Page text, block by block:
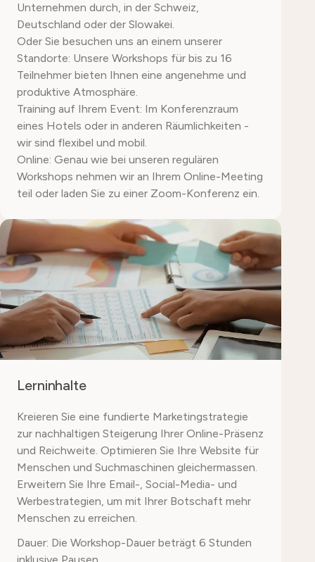
Unternehmen durch, in der Schweiz,
Deutschland oder der Slowakei.
Oder Sie besuchen uns an einem unserer
Standorte: Unsere Workshops für bis zu 16
Teilnehmer bieten Ihnen eine angenehme und
produktive Atmosphäre.
Training auf Ihrem Event: Im Konferenzraum
eines Hotels oder in anderen Räumlichkeiten -
wir sind flexibel und mobil.
Online: Genau wie bei unseren regulären
Workshops nehmen wir an Ihrem Online-Meeting
teil oder laden Sie zu einer Zoom-Konferenz ein.
Lerninhalte
Kreieren Sie eine fundierte Marketingstrategie
zur nachhaltigen Steigerung Ihrer Online-Präsenz
und Reichweite. Optimieren Sie Ihre Website für
Menschen und Suchmaschinen gleichermassen.
Erweitern Sie Ihre Email-, Social-Media- und
Werbestrategien, um mit Ihrer Botschaft mehr
Menschen zu erreichen.
Dauer: Die Workshop-Dauer beträgt 6 Stunden